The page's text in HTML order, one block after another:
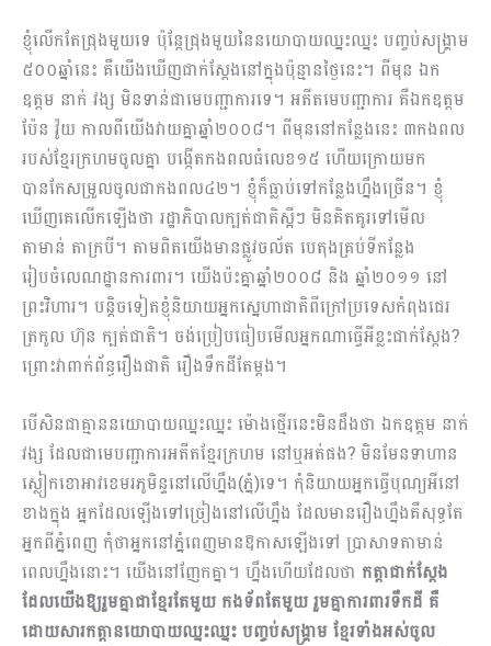
ខ្ញុំលើកតែជ្រុងមួយទេ ប៉ុន្តែជ្រុងមួយនៃនយោបាយឈ្នះឈ្នះ បញ្ចប់សង្គ្រាម
៥០០ឆ្នាំនេះ គឺយើងឃើញជាក់ស្តែងនៅក្នុងប៉ុន្មានថ្ងៃនេះ។ ពីមុន ឯក
ឧត្តម នាក់ វង្ស មិនទាន់ជាមេបញ្ជាការទេ។ អតីតមេបញ្ជាការ គឺឯកឧត្តម
ប៉ែន វ៉ូយ កាលពីយើងវាយ​គ្នាឆ្នាំ២០០៨។ ពីមុននៅកន្លែងនេះ ៣កងពល
របស់ខ្មែរក្រហមចូលគ្នា បង្កើតកងពលធំលេខ១៥ ហើយក្រោយមក
បានកែសម្រួលចូលជាកងពល៤២។ ខ្ញុំក៏ធ្លាប់ទៅកន្លែងហ្នឹងច្រើន។ ខ្ញុំ
ឃើញគេលើកឡើងថា រដ្ឋាភិបាលក្បត់ជាតិស្អីៗ មិនគិតគូរទៅមើល
តាមាន់ តាក្របី។ តាមពិតយើងមានផ្លូវចល័ត បេតុងគ្រប់ទីកន្លែង
រៀបចំលេណ​ដ្ឋានការពារ។ យើងប៉ះគ្នា​ឆ្នាំ២០០៨ និង ឆ្នាំ២០១១ នៅ
ព្រះវិហារ។ បន្តិចទៀតខ្ញុំនិយាយអ្នកស្នេហាជាតិពីក្រៅប្រទេសកំពុងជេរ
ត្រកូល ហ៊ុន ក្បត់ជាតិ។ ចង់ប្រៀបធៀបមើលអ្នកណាធ្វើអីខ្លះជាក់ស្តែង?
ព្រោះវាពាក់ព័ន្ធរឿងជាតិ រឿងទឹកដីតែម្តង។
បើសិនជាគ្មាននយោបាយឈ្នះឈ្នះ ម៉ោងថ្មើរនេះមិនដឹងថា ឯកឧត្តម នាក់
វង្ស ដែលជាមេបញ្ជាការអតីតខ្មែរក្រ​ហម នៅឬអត់ផង? មិនមែនទាហាន
ស្លៀកខោអាវខេមរភូមិន្ទនៅលើហ្នឹង(ភ្នំ)ទេ។ កុំនិយាយអ្នកធ្វើបុណ្យអីនៅ
ខាងក្នុង អ្នកដែលឡើងទៅច្រៀងនៅលើហ្នឹង ដែលមានរឿងហ្នឹងគឺសុទ្ធតែ
អ្នកពីភ្នំពេញ កុំថាអ្នកនៅភ្នំពេញមានឱកាសឡើងទៅ ប្រាសាទតាមាន់
ពេលហ្នឹងនោះ។ យើងនៅញែកគ្នា។ ហ្នឹងហើយដែលថា កត្តាជាក់ស្តែង
ដែលយើងឱ្យរួមគ្នាជាខ្មែរតែមួយ កងទ័ពតែមួយ រួមគ្នាការពារទឹកដី គឺ
ដោយសារកត្តានយោបាយឈ្នះឈ្នះ បញ្ចប់សង្គ្រាម ខ្មែរទាំងអស់ចូល